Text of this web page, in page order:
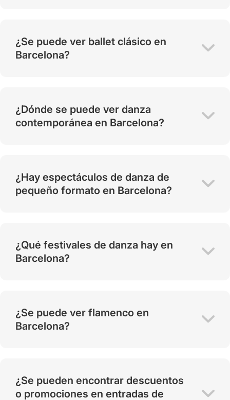
¿Se puede ver ballet clásico en
Barcelona?
¿Dónde se puede ver danza
contemporánea en Barcelona?
¿Hay espectáculos de danza de
pequeño formato en Barcelona?
¿Qué festivales de danza hay en
Barcelona?
¿Se puede ver flamenco en
Barcelona?
¿Se pueden encontrar descuentos
o promociones en entradas de